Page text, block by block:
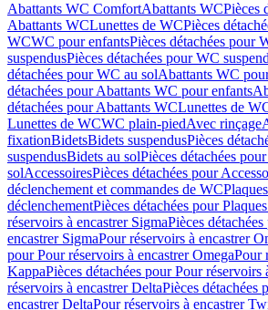
Abattants WC ComfortAbattants WCPièces
Abattants WCLunettes de WCPièces
WCWC pour enfantsPièces détachées pour
suspendusPièces détachées pour WC
détachées pour WC au solAbattants WC
détachées pour Abattants WC pour enfants
détachées pour Abattants WCLunettes de
Lunettes de WCWC plain-piedAvec rinçage
fixationBidetsBidets suspendusPièces
suspendusBidets au solPièces détachées
solAccessoiresPièces détachées pour
déclenchement et commandes de WC
déclenchementPièces détachées pour
réservoirs à encastrer SigmaPièces
encastrer SigmaPour réservoirs à encastrer
pour Pour réservoirs à encastrer OmegaPour
KappaPièces détachées pour Pour réservoirs
réservoirs à encastrer DeltaPièces détachées
encastrer DeltaPour réservoirs à encastrer